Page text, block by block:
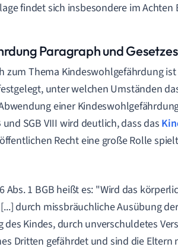
findet sich insbesondere im Achten
Paragraph und
zum Thema Kindeswohlgefährdung ist
unter welchen Umständen
einer
SGB VIII wird deutlich, dass das
Recht eine große Rolle
Abs. 1 BGB heißt es: "Wird das
durch missbräuchliche Ausübung
des Kindes, durch unverschuldetes
Dritten gefährdet und sind die